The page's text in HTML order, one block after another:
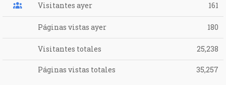
Visitantes ayer 161
Páginas vistas ayer 180
Visitantes totales 25,238
Páginas vistas totales 35,257